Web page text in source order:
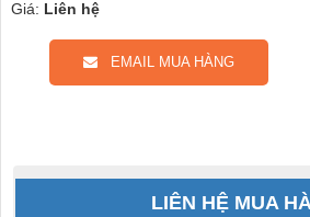
Giá: Liên hệ
EMAIL MUA HÀNG
LIÊN HỆ MUA